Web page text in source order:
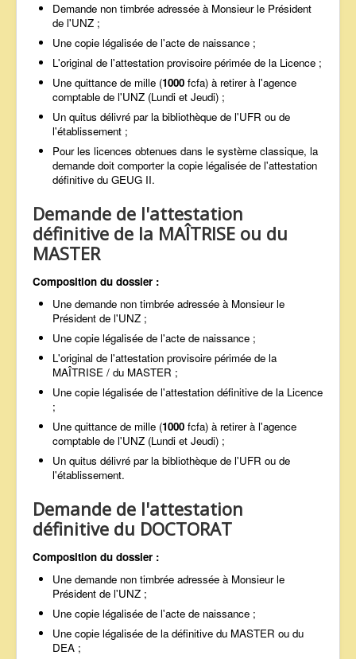
Demande non timbrée adressée à Monsieur le Président
de l'UNZ ;
Une copie légalisée de l'acte de naissance ;
L'original de l'attestation provisoire périmée de la Licence ;
Une quittance de mille (1000 fcfa) à retirer à l'agence
comptable de l'UNZ (Lundi et Jeudi) ;
Un quitus délivré par la bibliothèque de l'UFR ou de
l'établissement ;
Pour les licences obtenues dans le système classique, la
demande doit comporter la copie légalisée de l'attestation
définitive du GEUG II.
Demande de l'attestation
définitive de la MAÎTRISE ou du
MASTER
Composition du dossier :
Une demande non timbrée adressée à Monsieur le
Président de l'UNZ ;
Une copie légalisée de l'acte de naissance ;
L'original de l'attestation provisoire périmée de la
MAÎTRISE / du MASTER ;
Une copie légalisée de l'attestation définitive de la Licence
;
Une quittance de mille (1000 fcfa) à retirer à l'agence
comptable de l'UNZ (Lundi et Jeudi) ;
Un quitus délivré par la bibliothèque de l'UFR ou de
l'établissement.
Demande de l'attestation
définitive du DOCTORAT
Composition du dossier :
Une demande non timbrée adressée à Monsieur le
Président de l'UNZ ;
Une copie légalisée de l'acte de naissance ;
Une copie légalisée de la définitive du MASTER ou du
DEA ;